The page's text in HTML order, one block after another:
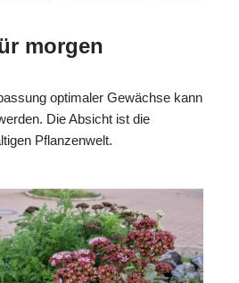
morgen
optimaler Gewächse kann
Die Absicht ist die
Pflanzenwelt.